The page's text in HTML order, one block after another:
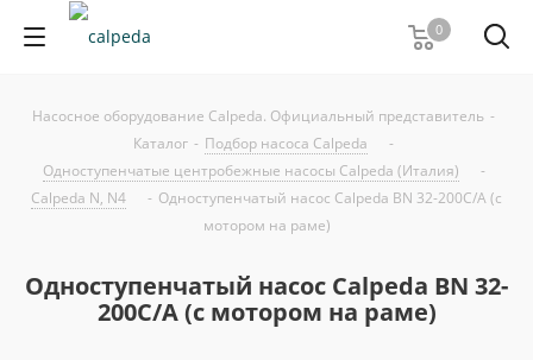
0
Насосное оборудование Calpeda. Официальный представитель -
Каталог - Подбор насоса Calpeda
-
Одноступенчатые центробежные насосы Calpeda (Италия)
-
Calpeda N, N4
- Одноступенчатый насос Calpeda BN 32-200C/A (с
мотором на раме)
Одноступенчатый насос Calpeda BN 32-
200C/A (с мотором на раме)